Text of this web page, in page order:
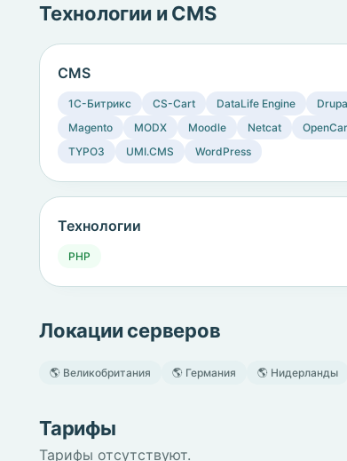
Технологии и CMS
CMS
1C-Битрикс CS-Cart DataLife Engine
Magento
MODX Moodle Netcat
TYPO3
UMI.CMS WordPress
Технологии
PHP
Локации серверов
🌎 Великобритания 🌎 Германия 🌎 Нидерланды
Тарифы
Тарифы отсутствуют.